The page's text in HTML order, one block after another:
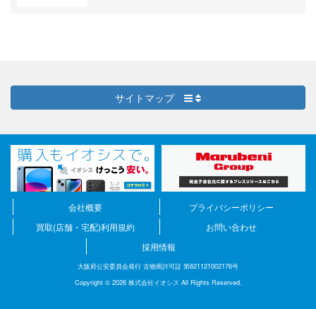
サイトマップ
会社概要
プライバシーポリシー
買取(店舗・宅配)利用規約
お問い合わせ
採用情報
大阪府公安委員会発行 古物商許可証 第621121002176号
Copyright © 2026 株式会社イオシス All Rights Reserved.